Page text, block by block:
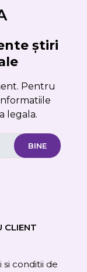
știri
Pentru
legala.
CLIENT
si conditii de